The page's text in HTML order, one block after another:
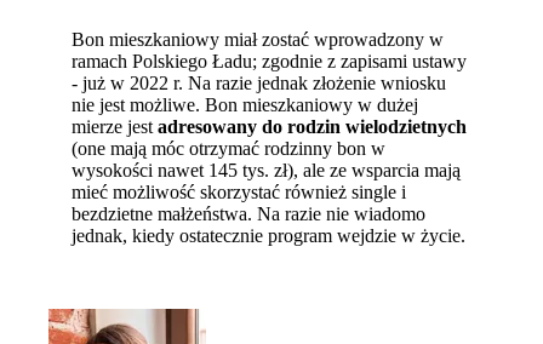
Bon mieszkaniowy miał zostać wprowadzony w
ramach Polskiego Ładu; zgodnie z zapisami ustawy
- już w 2022 r. Na razie jednak złożenie wniosku
nie jest możliwe. Bon mieszkaniowy w dużej
mierze jestadresowany do rodzin wielodzietnych
(one mają móc otrzymać rodzinny bon w
wysokości nawet 145 tys. zł), ale ze wsparcia mają
mieć możliwość skorzystać również single i
bezdzietne małżeństwa. Na razie nie wiadomo
jednak, kiedy ostatecznie program wejdzie w życie.